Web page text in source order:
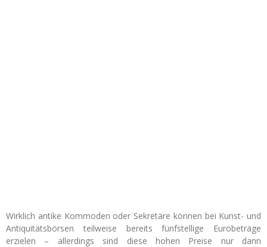
Wirklich antike Kommoden oder Sekretäre können bei Kunst- und
Antiquitätsbörsen teilweise bereits fünfstellige Eurobeträge
erzielen – allerdings sind diese hohen Preise nur dann